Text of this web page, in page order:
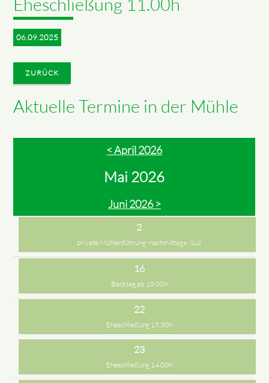
06.09.2025
ZURÜCK
Aktuelle Termine in der Mühle
< April 2026
Mai 2026
Juni 2026 >
2
private Mühlenführung -nachmittags- (Lu)
16
Backtag ab 15.00h
22
Eheschließung 15.30h
23
Eheschließung 14.00h